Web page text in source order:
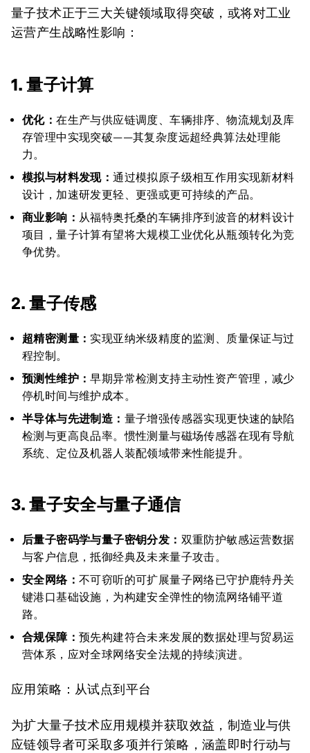
量子技术正于三大关键领域取得突破，或将对工业
运营产生战略性影响：
1. 量子计算
优化：在生产与供应链调度、车辆排序、物流规划及库
存管理中实现突破——其复杂度远超经典算法处理能
力。
模拟与材料发现：通过模拟原子级相互作用实现新材料
设计，加速研发更轻、更强或更可持续的产品。
商业影响： 从福特奥托桑的车辆排序到波音的材料设计
项目，量子计算有望将大规模工业优化从瓶颈转化为竞
争优势。
2. 量子传感
超精密测量： 实现亚纳米级精度的监测、质量保证与过
程控制。
预测性维护：早期异常检测支持主动性资产管理，减少
停机时间与维护成本。
半导体与先进制造： 量子增强传感器实现更快速的缺陷
检测与更高良品率。惯性测量与磁场传感器在现有导航
系统、定位及机器人装配领域带来性能提升。
3. 量子安全与量子通信
后量子密码学与量子密钥分发： 双重防护敏感运营数据
与客户信息，抵御经典及未来量子攻击。
安全网络： 不可窃听的可扩展量子网络已守护鹿特丹关
键港口基础设施，为构建安全弹性的物流网络铺平道
路。
合规保障： 预先构建符合未来发展的数据处理与贸易运
营体系，应对全球网络安全法规的持续演进。
应用策略：从试点到平台
为扩大量子技术应用规模并获取效益，制造业与供
应链领导者可采取多项并行策略，涵盖即时行动与